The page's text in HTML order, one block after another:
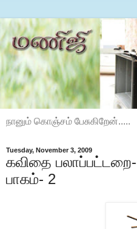
நானும் கொஞ்சம் பேசுகிறேன்.....
Tuesday, November 3, 2009
கவிதை
பாகம்- 2